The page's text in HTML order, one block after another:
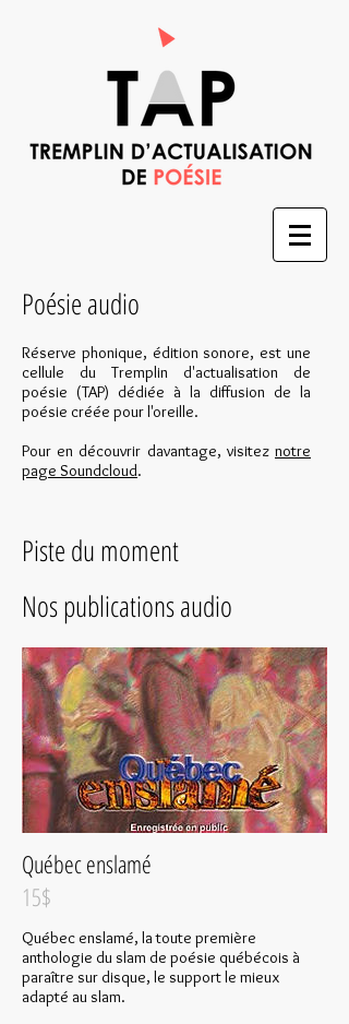
Poésie audio
Réserve phonique, édition sonore, est une
cellule du Tremplin d'actualisation de
poésie (TAP) dédiée à la diffusion de la
poésie créée pour l'oreille.
Pour en découvrir davantage, visitez notre
page Soundcloud.
Piste du moment
Nos publications audio
Québec enslamé
15$
Québec enslamé, la toute première
anthologie du slam de poésie québécois à
paraître sur disque, le support le mieux
adapté au slam.